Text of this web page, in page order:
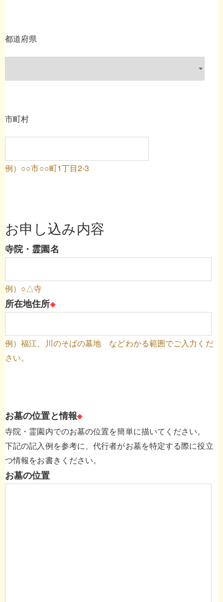
都道府県
市町村
例）○○市○○町1丁目2-3
お申し込み内容
寺院・霊園名
例）○△寺
所在地住所※
例）福江、川のそばの墓地 などわかる範囲でご入力くだ
さい。
お墓の位置と情報※
寺院・霊園内でのお墓の位置を簡単に描いてください。
下記の記入例を参考に、代行者がお墓を特定する際に役立
つ情報をお書きください。
お墓の位置